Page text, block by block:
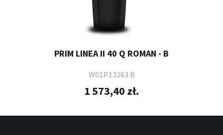
PRIM LINEA II 40 Q ROMAN - B
W01P.13263.B
1 573,40 zł.